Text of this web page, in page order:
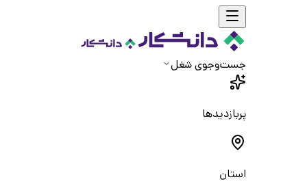
جست‌و‌جوی شغل
پربازدیدها
استان